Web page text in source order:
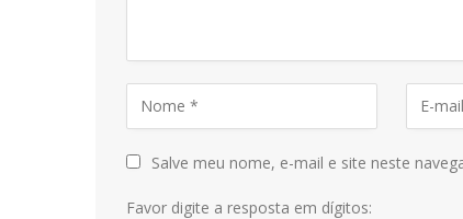
Salve meu nome, e-mail e site neste
Favor digite a resposta em dígitos: